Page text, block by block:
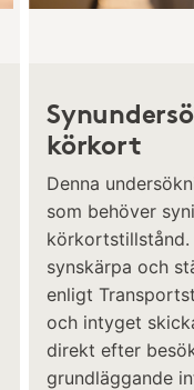
körkort
Denna
som behöver
körkortstillstånd.
synskärpa och
enligt
och intyget
direkt efter
grundläggande